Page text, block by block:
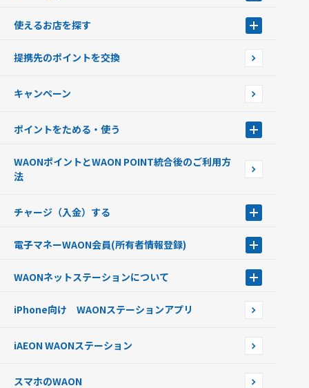
WAONを申込む
インターネット上でのお買い物について（ネット決済）
使えるお店を探す
店舗検索
イオン銀行ATM設置場所
提携先のポイントを交換
キャンペーン
ポイントをためる・使う
ポイントの有効期限について
WAONポイントとWAON POINT統合後のご利用方
法
チャージ（入金）する
現金でチャージする
銀行口座・ATMからチャージする
オートチャージ
ポイントからチャージする
チャージ上限金額の変更について
電子マネーWAON会員(所有者情報登録)
WAON POINTサービス会員登録に伴う個人データの共同利用のお知
WAONネットステーションについて
WAONネットステーションWAON端末について
iPhone向け WAONステーションアプリ
iAEON WAONステーション
スマホのWAON